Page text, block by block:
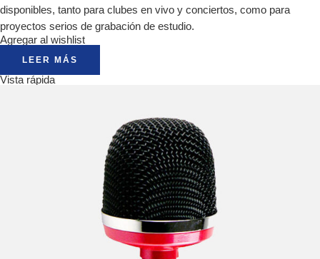
disponibles, tanto para clubes en vivo y conciertos, como para
proyectos serios de grabación de estudio.
Agregar al wishlist
LEER MÁS
Vista rápida